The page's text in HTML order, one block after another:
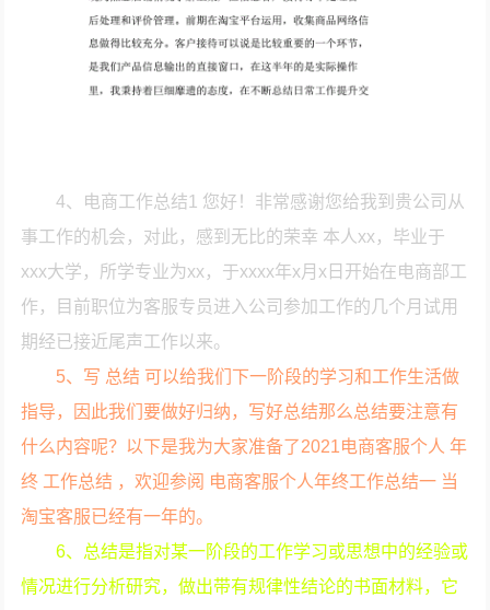
4、电商工作总结1 您好！非常感谢您给我到贵公司从
事工作的机会，对此，感到无比的荣幸 本人xx，毕业于
xxx大学，所学专业为xx，于xxxx年x月x日开始在电商部工
作，目前职位为客服专员进入公司参加工作的几个月试用
期经已接近尾声工作以来。
5、写 总结 可以给我们下一阶段的学习和工作生活做
指导，因此我们要做好归纳，写好总结那么总结要注意有
什么内容呢？以下是我为大家准备了2021电商客服个人 年
终 工作总结 ，欢迎参阅 电商客服个人年终工作总结一 当
淘宝客服已经有一年的。
6、总结是指对某一阶段的工作学习或思想中的经验或
情况进行分析研究，做出带有规律性结论的书面材料，它